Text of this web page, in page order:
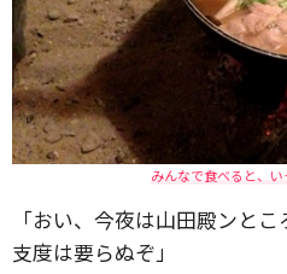
みんなで食べると、い
「おい、今夜は山田殿ンと
支度は要らぬぞ」